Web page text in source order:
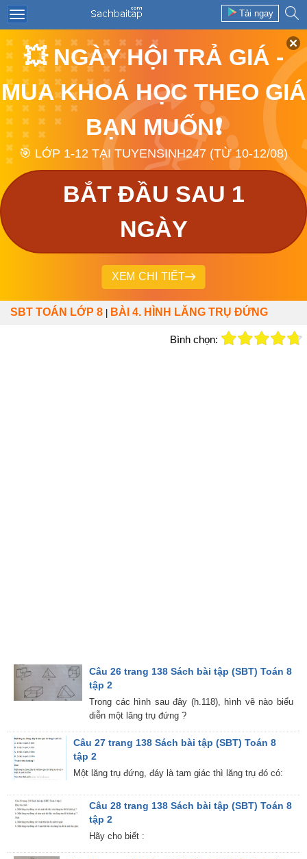
Tải ngay
💥 NGÀY HỘI TRẢ GIÁ -
MUA KHOÁ HỌC THEO GIÁ
BẠN MUỐN❗
🎯 LỚP 1-12 TẠI TUYENSINH247 (TỪ 10-12/08)
BẮT ĐẦU SAU 1
NGÀY
XEM CHI TIẾT
SBT TOÁN LỚP 8 BÀI 4. HÌNH LĂNG TRỤ ĐỨNG
Bình chọn:
Câu 26 trang 138 Sách bài tập (SBT) Toán 8
tập 2
Trong các hình sau đây (h.118), hình vẽ nào biểu
diễn một lăng trụ đứng ?
Câu 27 trang 138 Sách bài tập (SBT) Toán 8
tập 2
Một lăng trụ đứng, đáy là tam giác thì lăng trụ đó có:
Câu 28 trang 138 Sách bài tập (SBT) Toán 8
tập 2
Hãy cho biết :